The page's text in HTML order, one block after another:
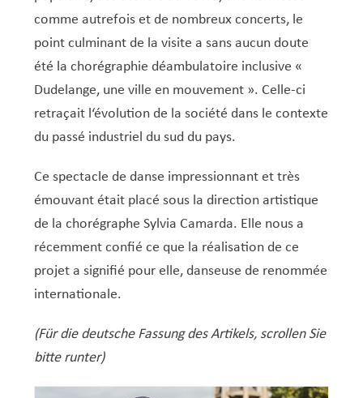
Service national de la jeunesse (SNJ) – Antenne
Service écologique – Maison verte
Subsides et aides en matière d’environnement
Vélo
Zones 20 & 30
Réserve naturelle Haard
Sentier narratif (Lauschterwee)
Urban Garden NeiSchmelz
Vergers publics
Service logement
Pacte Logement 2.0
PAG (Plan d’Aménagement Général)
PAP QE (Plan d’Aménagement Particulier « Quartiers
Existants »)
PAP NQ (Plan d’Aménagement Particulier « Nouveau
PAP approuvés
PAP NQ en cours de procédure
PAG/PAP QE – Modifications ponctuelles
PAG
PAP NQ
PAP QE
Projet NeiSchmelz
Projets à venir
Shared space
comme autrefois et de nombreux concerts, le
point culminant de la visite a sans aucun doute
été la chorégraphie déambulatoire inclusive «
Dudelange, une ville en mouvement ». Celle-ci
retraçait l‘évolution de la société dans le contexte
du passé industriel du sud du pays.
Ce spectacle de danse impressionnant et très
émouvant était placé sous la direction artistique
de la chorégraphe Sylvia Camarda. Elle nous a
récemment confié ce que la réalisation de ce
projet a signifié pour elle, danseuse de renommée
internationale.
(Für die deutsche Fassung des Artikels, scrollen Sie
bitte runter)